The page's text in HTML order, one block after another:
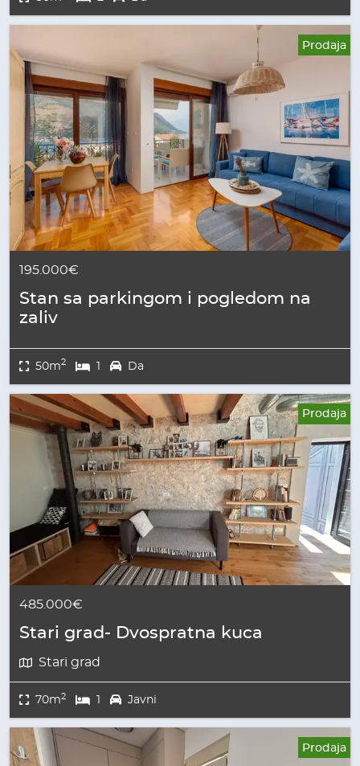
Prodaja
195.000€
Stan sa parkingom i pogledom na
zaliv
50m2 1 Da
Prodaja
485.000€
Stari grad- Dvospratna kuca
Stari grad
70m2 1 Javni
Prodaja